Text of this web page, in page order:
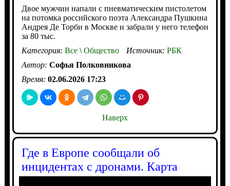
Двое мужчин напали с пневматическим пистолетом
на потомка российского поэта Александра Пушкина
Андрея Де Торби в Москве и забрали у него телефон
за 80 тыс.
Категория: Все\Общество Источник: РБК
Автор: Софья Полковникова
Время: 02.06.2026 17:23
Наверх
Где в Европе сообщали об
инцидентах с дронами. Карта